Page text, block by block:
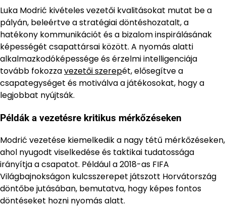
Luka Modrić kivételes vezetői kvalitásokat mutat be a
pályán, beleértve a stratégiai döntéshozatalt, a
hatékony kommunikációt és a bizalom inspirálásának
képességét csapattársai között. A nyomás alatti
alkalmazkodóképessége és érzelmi intelligenciája
tovább fokozzavezetői szerepét, elősegítve a
csapategységet és motiválva a játékosokat, hogy a
legjobbat nyújtsák.
Példák a vezetésre kritikus mérkőzéseken
Modrić vezetése kiemelkedik a nagy tétű mérkőzéseken,
ahol nyugodt viselkedése és taktikai tudatossága
irányítja a csapatot. Például a 2018-as FIFA
Világbajnokságon kulcsszerepet játszott Horvátország
döntőbe jutásában, bemutatva, hogy képes fontos
döntéseket hozni nyomás alatt.